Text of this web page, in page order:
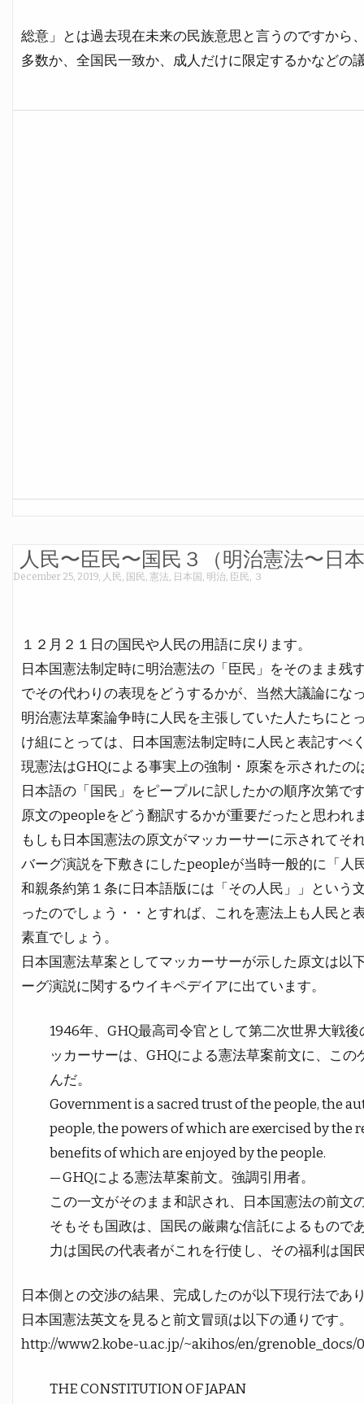
総意」とは過去現在未来の民族意思と言うのですから
多数か、全国民一致か、成人だけに限定するかなどの
人民〜臣民〜国民３（明治憲法〜日
December 25, 2019, 人民, 国民, 憲法, 日本国 , 明治, 臣民, ３
１２月２１日の国民や人民の用語に戻ります。
日本国憲法制定時に明治憲法の「臣民」をそのまま残
でその代わりの表現をどうするかが、当然大議論にな
明治憲法草案論争時に人民を主張していた人たちにと
け組にとっては、日本国憲法制定時に人民と表記すべ
現憲法はGHQによる事実上の強制・原案を示されたの
日本語の「国民」をピープルに訳したかの順序次第で
原文のpeopleをどう翻訳するかが重要だったと思われ
もしも日本国憲法の原文がマッカーサーに示されてそ
バーグ演説を下敷きにしたpeopleが当時一般的に「人
和親条約第１条に日本語版には「その人民」」という
ったのでしょう・・とすれば、これを憲法上も人民と
素直でしょう。
日本国憲法草案としてマッカーサーが示した原文は以
ーグ演説に関するウイキペデイアに出ています。
1946年、GHQ最高司令官として第二次世界大戦
ッカーサーは、GHQによる憲法草案前文に、こ
んだ。
Government is a sacred trust of the people, the
people, the powers of which are exercised by the
benefits of which are enjoyed by the people.
— GHQによる憲法草案前文。強調引用者。
この一文がそのまま和訳され、日本国憲法の前文
そもそも国政は、国民の厳粛な信託によるもので
力は国民の代表者がこれを行使し、その福利は国
日本側との交渉の結果、完成したのが以下現行法であ
日本国憲法英文を見ると前文冒頭は以下の通りです。
http://www2.kobe-u.ac.jp/~akihos/en/grenoble_docs/
THE CONSTITUTION OF JAPAN